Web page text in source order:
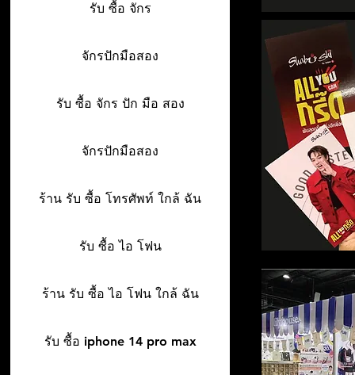
รับ ซื้อ จักร
จักรปักมือสอง
รับ ซื้อ จักร ปัก มือ สอง
จักรปักมือสอง
ร้าน รับ ซื้อ โทรศัพท์ ใกล้ ฉัน
รับ ซื้อ ไอ โฟน
ร้าน รับ ซื้อ ไอ โฟน ใกล้ ฉัน
รับ ซื้อ iphone 14 pro max